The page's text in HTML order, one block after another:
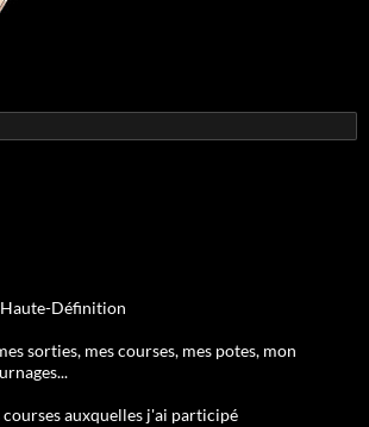
Haute-Définition
sorties, mes courses, mes potes, mon
courses auxquelles j'ai participé